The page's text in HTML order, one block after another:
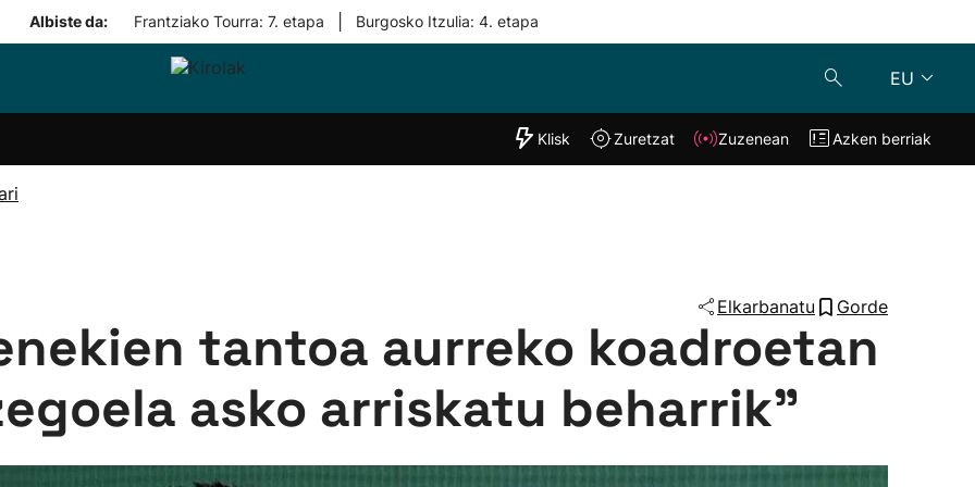
Albiste da: Frantziako Tourra: 7. etapa Burgosko Itzulia: 4. etapa
EU
Taldeak
"Helmuga"
Klisk Zuzenean
Klisk Zuretzat Zuzenean Azken berriak
Elkarbanatu Gorde
tantoa aurreko koadroetan
asko arriskatu beharrik”